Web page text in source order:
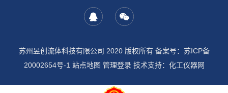
苏州昱创流体科技有限公司 2020 版权所有 备案号： 苏ICP备
20002654号-1 站点地图 管理登录技术支持： 化工仪器网